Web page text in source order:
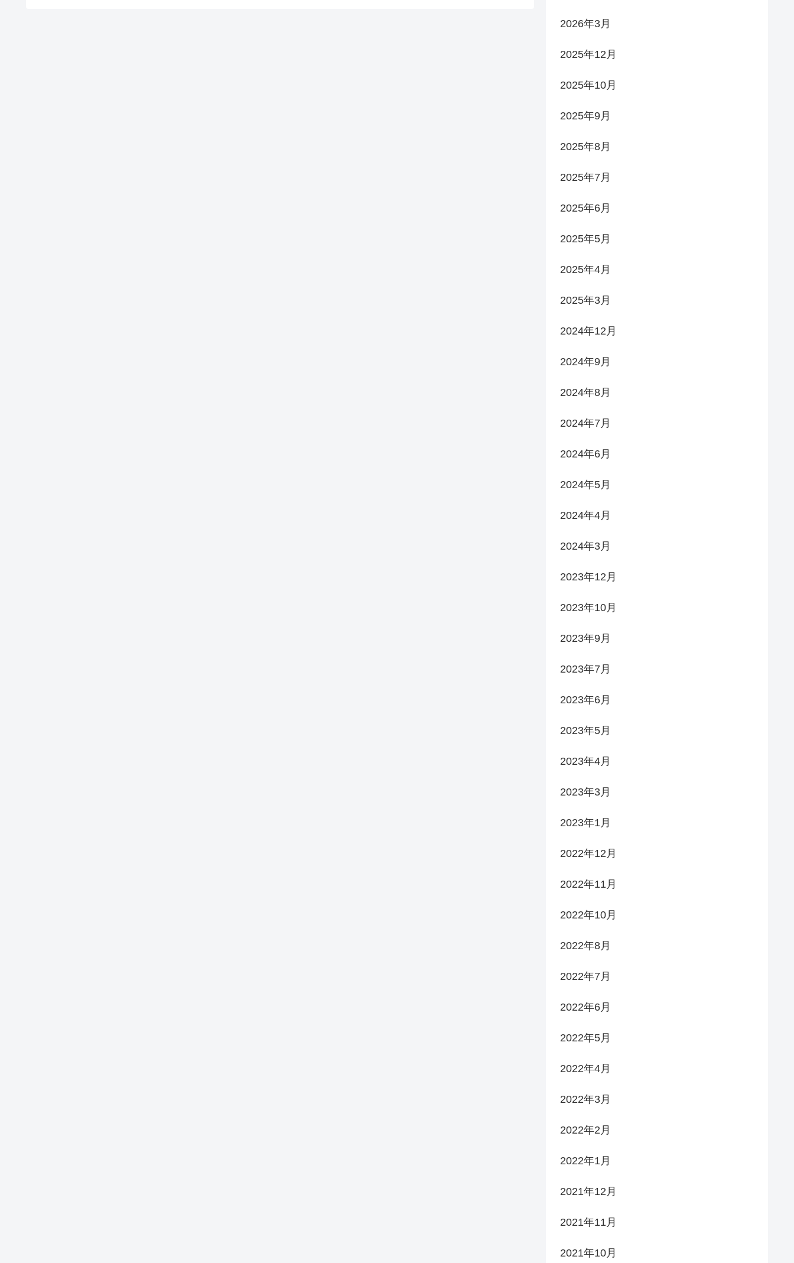
2026年3月
2025年12月
2025年10月
2025年9月
2025年8月
2025年7月
2025年6月
2025年5月
2025年4月
2025年3月
2024年12月
2024年9月
2024年8月
2024年7月
2024年6月
2024年5月
2024年4月
2024年3月
2023年12月
2023年10月
2023年9月
2023年7月
2023年6月
2023年5月
2023年4月
2023年3月
2023年1月
2022年12月
2022年11月
2022年10月
2022年8月
2022年7月
2022年6月
2022年5月
2022年4月
2022年3月
2022年2月
2022年1月
2021年12月
2021年11月
2021年10月